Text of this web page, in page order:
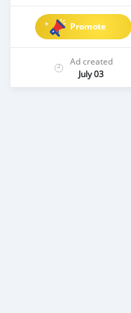
Promote
Ad created
July 03